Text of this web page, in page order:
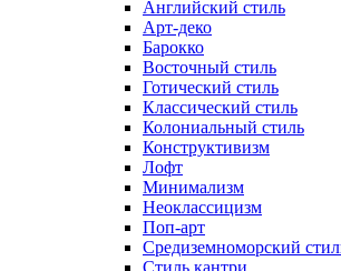
Английский стиль
Арт-деко
Барокко
Восточный стиль
Готический стиль
Классический стиль
Колониальный стиль
Конструктивизм
Лофт
Минимализм
Неоклассицизм
Поп-арт
Средиземноморский
Стиль кантри